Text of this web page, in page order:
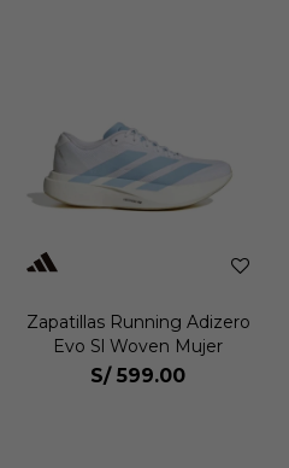
Zapatillas Running Adizero
Evo Sl Woven Mujer
S/ 599.00